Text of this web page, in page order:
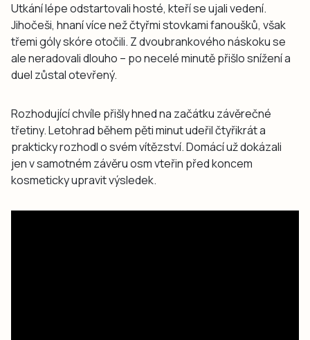
Utkání lépe odstartovali hosté, kteří se ujali vedení.
Jihočeši, hnaní více než čtyřmi stovkami fanoušků, však
třemi góly skóre otočili. Z dvoubrankového náskoku se
ale neradovali dlouho – po necelé minutě přišlo snížení a
duel zůstal otevřený.
Rozhodující chvíle přišly hned na začátku závěrečné
třetiny. Letohrad během pěti minut udeřil čtyřikrát a
prakticky rozhodl o svém vítězství. Domácí už dokázali
jen v samotném závěru osm vteřin před koncem
kosmeticky upravit výsledek.